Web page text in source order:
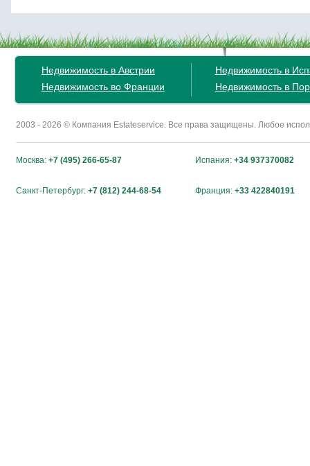
Недвижимость в Австрии
Недвижимость во Франции
Недвижимость в
Недвижимость в
2003 - 2026 © Компания Estateservice. Все права защищены. Любое
Москва: +7 (495) 266-65-87 Испания: +34 937370082
Санкт-Петербург: +7 (812) 244-68-54 Франция: +33 422840191